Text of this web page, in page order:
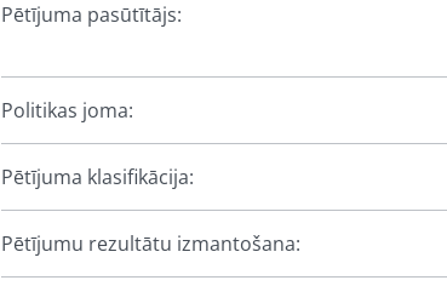
Pētījuma pasūtītājs:
Politikas joma:
Pētījuma klasifikācija:
Pētījumu rezultātu izmantošana: